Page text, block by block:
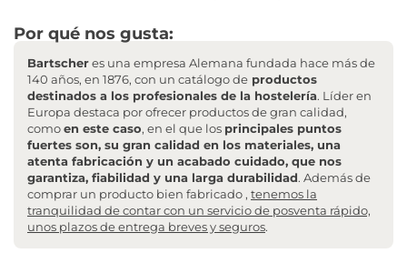
Por qué nos gusta:
Bartscheres una empresa Alemana fundada hace más de
140 años, en 1876, con un catálogo de productos
destinados a los profesionales de la hostelería. Líder en
Europa destaca por ofrecer productos de gran calidad,
comoen este caso, en el que los principales puntos
fuertes son, su gran calidad en los materiales, una
atenta fabricación y un acabado cuidado, que nos
garantiza, fiabilidad y una larga durabilidad. Además de
comprar un producto bien fabricado , tenemos la
tranquilidad de contar con un servicio de posventa rápido,
unos plazos de entrega breves y seguros.